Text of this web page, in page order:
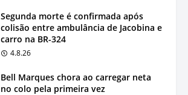
Segunda morte é confirmada após
colisão entre ambulância de Jacobina e
carro na BR-324
4.8.26
Bell Marques chora ao carregar neta
no colo pela primeira vez